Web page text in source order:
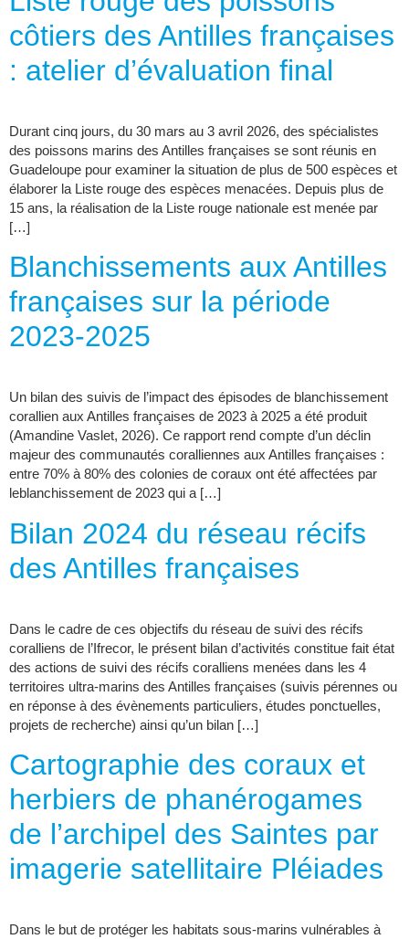
côtiers des Antilles françaises
: atelier d’évaluation final
Durant cinq jours, du 30 mars au 3 avril 2026, des spécialistes
des poissons marins des Antilles françaises se sont réunis en
Guadeloupe pour examiner la situation de plus de 500 espèces et
élaborer la Liste rouge des espèces menacées. Depuis plus de
15 ans, la réalisation de la Liste rouge nationale est menée par
[…]
Blanchissements aux Antilles
françaises sur la période
2023-2025
Un bilan des suivis de l’impact des épisodes de blanchissement
corallien aux Antilles françaises de 2023 à 2025 a été produit
(Amandine Vaslet, 2026). Ce rapport rend compte d’un déclin
majeur des communautés coralliennes aux Antilles françaises :
entre 70% à 80% des colonies de coraux ont été affectées par
leblanchissement de 2023 qui a […]
Bilan 2024 du réseau récifs
des Antilles françaises
Dans le cadre de ces objectifs du réseau de suivi des récifs
coralliens de l’Ifrecor, le présent bilan d’activités constitue fait état
des actions de suivi des récifs coralliens menées dans les 4
territoires ultra-marins des Antilles françaises (suivis pérennes ou
en réponse à des évènements particuliers, études ponctuelles,
projets de recherche) ainsi qu’un bilan […]
Cartographie des coraux et
herbiers de phanérogames
de l’archipel des Saintes par
imagerie satellitaire Pléiades
Dans le but de protéger les habitats sous-marins vulnérables à